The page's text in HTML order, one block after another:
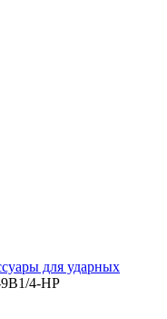
для ударных
4-HP